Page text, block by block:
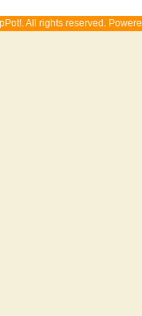
All rights reserved.